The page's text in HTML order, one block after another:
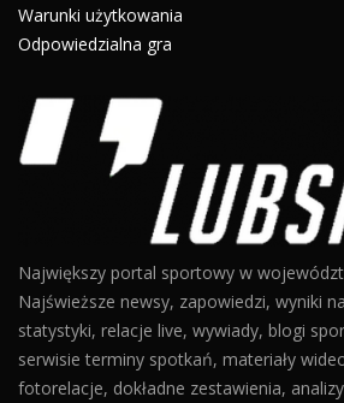
Warunki użytkowania
Odpowiedzialna gra
Największy portal sportowy w
Najświeższe newsy, zapowiedzi, wyniki
statystyki, relacje live, wywiady, blogi
serwisie terminy spotkań, materiały
fotorelacje, dokładne zestawienia,